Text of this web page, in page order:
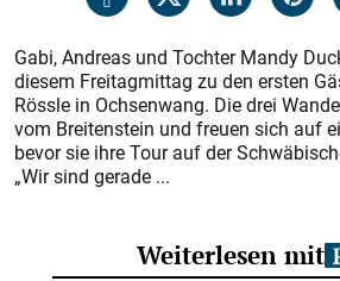
Gabi, Andreas und Tochter Mandy
diesem Freitagmittag zu den ersten
Rössle in Ochsenwang. Die drei
vom Breitenstein und freuen sich auf
bevor sie ihre Tour auf der
„Wir sind gerade ...